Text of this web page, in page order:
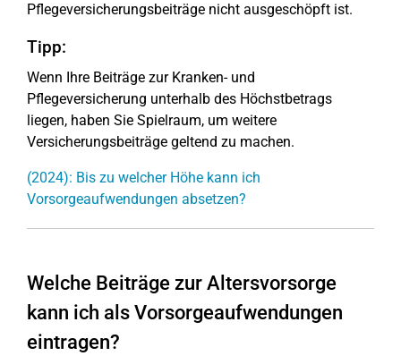
Pflegeversicherungsbeiträge nicht ausgeschöpft ist.
Tipp:
Wenn Ihre Beiträge zur Kranken- und
Pflegeversicherung unterhalb des Höchstbetrags
liegen, haben Sie Spielraum, um weitere
Versicherungsbeiträge geltend zu machen.
(2024): Bis zu welcher Höhe kann ich
Vorsorgeaufwendungen absetzen?
Welche Beiträge zur Altersvorsorge
kann ich als Vorsorgeaufwendungen
eintragen?